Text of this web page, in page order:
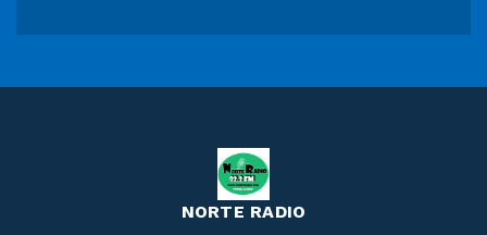
NORTE RADIO